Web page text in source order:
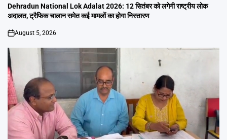
IN
Dehradun National Lok Adalat 2026: 12 सितंबर को लगेगी राष्ट्रीय लोक
अदालत, ट्रैफिक चालान समेत कई मामलों का होगा निस्तारण
on
August 5, 2026